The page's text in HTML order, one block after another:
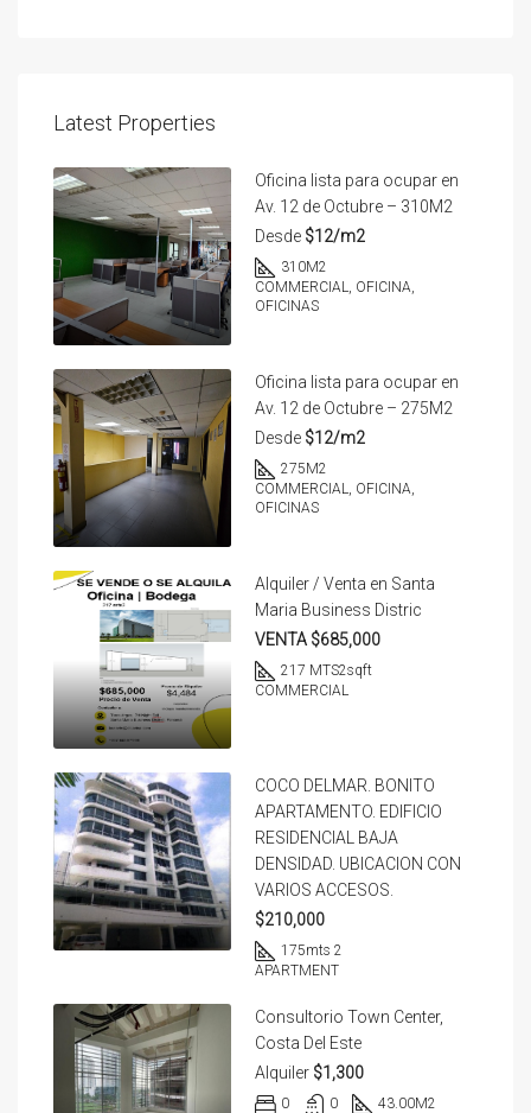
Latest Properties
Oficina lista para ocupar en
Av. 12 de Octubre – 310M2
Desde $12/m2
310M2
COMMERCIAL, OFICINA,
OFICINAS
Oficina lista para ocupar en
Av. 12 de Octubre – 275M2
Desde $12/m2
275M2
COMMERCIAL, OFICINA,
OFICINAS
Alquiler / Venta en Santa
Maria Business Distric
VENTA $685,000
217 MTS2sqft
COMMERCIAL
COCO DELMAR. BONITO
APARTAMENTO. EDIFICIO
RESIDENCIAL BAJA
DENSIDAD. UBICACION CON
VARIOS ACCESOS.
$210,000
175mts 2
APARTMENT
Consultorio Town Center,
Costa Del Este
Alquiler $1,300
0 0 43.00M2